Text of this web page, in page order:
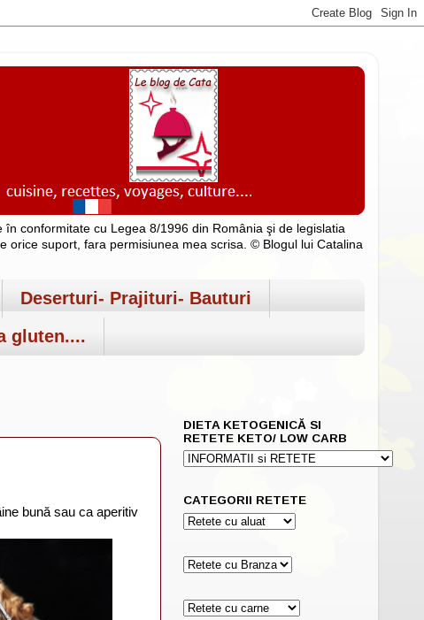
conformitate cu Legea 8/1996 din România şi de legislatia
orice suport, fara permisiunea mea scrisa. © Blogul lui Catalina
Deserturi- Prajituri- Bauturi
gluten....
bună sau ca aperitiv
DIETA KETOGENICĂ SI
RETETE KETO/ LOW CARB
CATEGORII RETETE